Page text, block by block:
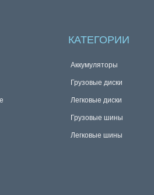
КАТЕГОРИИ
Аккумуляторы
Грузовые диски
Легковые диски
Грузовые шины
Легковые шины